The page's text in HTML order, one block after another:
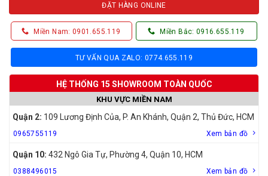
ĐẶT HÀNG ONLINE
Miền Nam: 0901.655.119 Miền Bắc: 0916.655.119
TƯ VẤN QUA ZALO: 0774.655.119
HỆ THỐNG 15 SHOWROOM TOÀN QUỐC
KHU VỰC MIỀN NAM
Quận 2: 109 Lương Định Của, P. An Khánh, Quận 2, Thủ Đức, HCM
0965755119 Xem bản đồ
Quận 10: 432 Ngô Gia Tự, Phường 4, Quận 10, HCM
0388496015 Xem bản đồ